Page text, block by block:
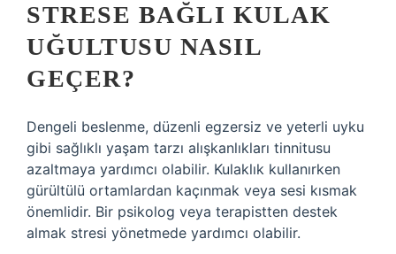
STRESE BAĞLI KULAK
UĞULTUSU NASIL
GEÇER?
Dengeli beslenme, düzenli egzersiz ve yeterli uyku
gibi sağlıklı yaşam tarzı alışkanlıkları tinnitusu
azaltmaya yardımcı olabilir. Kulaklık kullanırken
gürültülü ortamlardan kaçınmak veya sesi kısmak
önemlidir. Bir psikolog veya terapistten destek
almak stresi yönetmede yardımcı olabilir.